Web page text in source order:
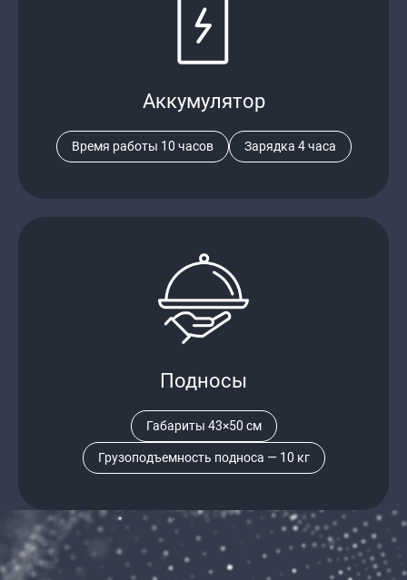
Аккумулятор
Время работы 10 часов Зарядка 4 часа
Подносы
Габариты 43×50 см
Грузоподъемность подноса — 10 кг